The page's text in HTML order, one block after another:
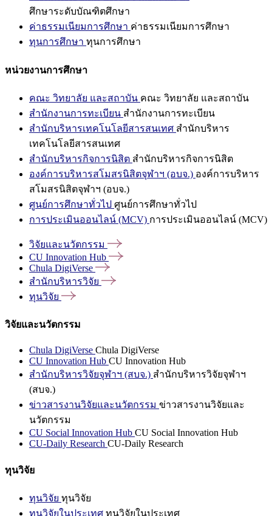
ศึกษาระดับบัณฑิตศึกษา
ค่าธรรมเนียมการศึกษา ค่าธรรมเนียมการศึกษา
ทุนการศึกษา ทุนการศึกษา
หน่วยงานการศึกษา
คณะ วิทยาลัย และสถาบัน คณะ วิทยาลัย และสถาบัน
สำนักงานการทะเบียน สำนักงานการทะเบียน
สำนักบริหารเทคโนโลยีสารสนเทศ สำนักบริหาร
เทคโนโลยีสารสนเทศ
สำนักบริหารกิจการนิสิต สำนักบริหารกิจการนิสิต
องค์การบริหารสโมสรนิสิตจุฬาฯ (อบจ.) องค์การบริหาร
สโมสรนิสิตจุฬาฯ (อบจ.)
ศูนย์การศึกษาทั่วไป ศูนย์การศึกษาทั่วไป
การประเมินออนไลน์ (MCV) การประเมินออนไลน์ (MCV)
วิจัยและนวัตกรรม
CU Innovation Hub
Chula DigiVerse
สำนักบริหารวิจัย
ทุนวิจัย
วิจัยและนวัตกรรม
Chula DigiVerse Chula DigiVerse
CU Innovation Hub CU Innovation Hub
สำนักบริหารวิจัยจุฬาฯ (สบจ.) สำนักบริหารวิจัยจุฬาฯ
(สบจ.)
ข่าวสารงานวิจัยและนวัตกรรม ข่าวสารงานวิจัยและ
นวัตกรรม
CU Social Innovation Hub CU Social Innovation Hub
CU-Daily Research CU-Daily Research
ทุนวิจัย
ทุนวิจัย ทุนวิจัย
ทุนวิจัยในประเทศ ทุนวิจัยในประเทศ